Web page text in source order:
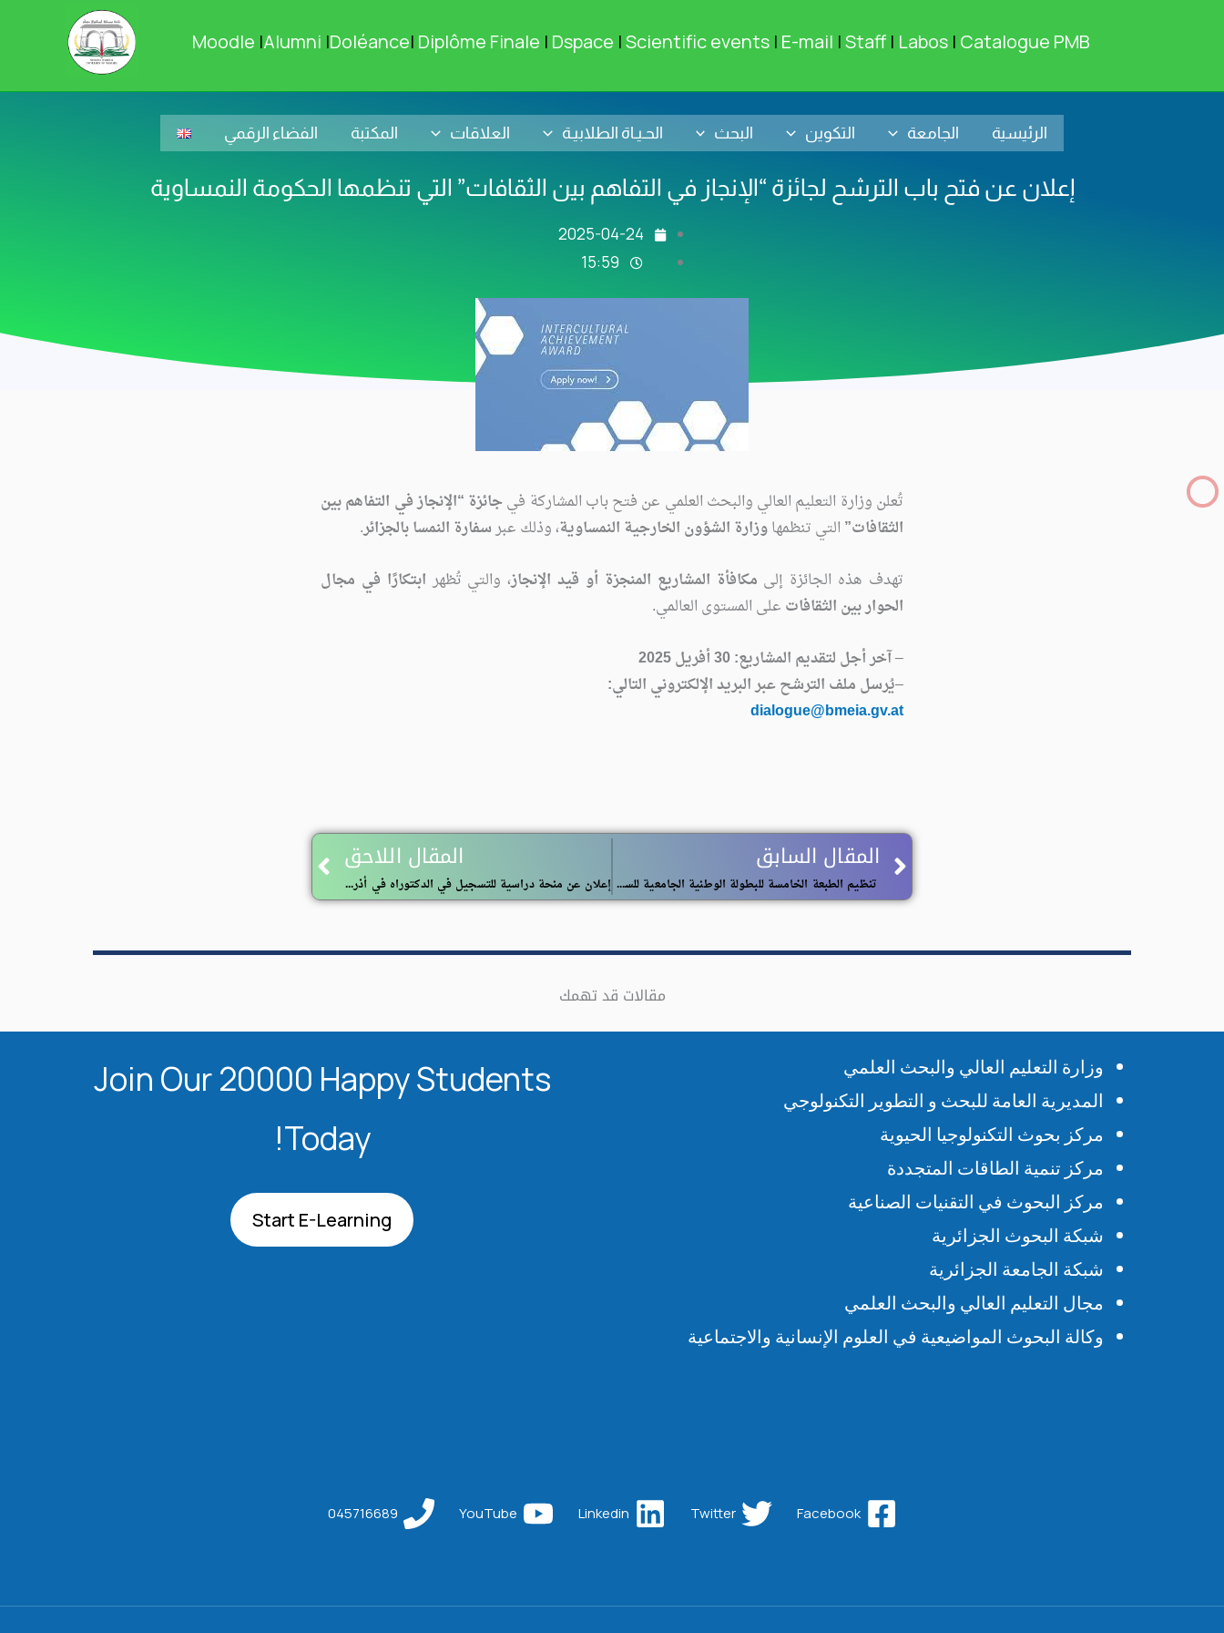
Moodle |Alumni |Doléance| Diplôme Finale | Dspace |Scientific events | E-mail |Staff | Labos | Catalogue PMB
الرئيسية الجامعة التكوين البحث الحـيـاة الطلابيـة العلاقات المكتبة الفضاء الرقمي
إعلان عن فتح باب الترشح لجائزة “الإنجاز في التفاهم بين الثقافات” التي تنظمها الحكومة النمساوية
2025-04-24
15:59
تُعلن وزارة التعليم العالي والبحث العلمي عن فتح باب المشاركة فيجائزة “الإنجاز في التفاهم بين
الثقافات” التي تنظمهاوزارة الشؤون الخارجية النمساوية، وذلك عبرسفارة النمسا بالجزائر.
تهدف هذه الجائزة إلى مكافأة المشاريع المنجزة أو قيد الإنجاز، والتي تُظهر ابتكارًا في مجال
الحوار بين الثقافات على المستوى العالمي.
–آخر أجل لتقديم المشاريع: 30 أفريل 2025
–يُرسل ملف الترشح عبر البريد الإلكتروني التالي:
dialogue@bmeia.gv.at
Prev
المقال السابق
تنظيم الطبعة الخامسة للبطولة الوطنية الجامعية للسباحة
المقال اللاحق
إعلان عن منحة دراسية للتسجيل في الدكتوراه في أذربيجان
Next
مقالات قد تهمك
وزارة التعليم العالي والبحث العلمي
المديرية العامة للبحث و التطوير التكنولوجي
مركز بحوث التكنولوجيا الحيوية
مركز تنمية الطاقات المتجددة
مركز البحوث في التقنيات الصناعية
شبكة البحوث الجزائرية
شبكة الجامعة الجزائرية
مجال التعليم العالي والبحث العلمي
وكالة البحوث المواضيعية في العلوم الإنسانية والاجتماعية
Join Our 20000 Happy Students​
Today!
Start E-Learning
Facebook
Twitter
Linkedin
YouTube
045716689